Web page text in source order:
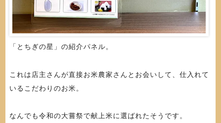
「とちぎの星」の紹介パネル。
これは店主さんが直接お米農家さんとお会いして、仕入れて
いるこだわりのお米。
なんでも令和の大嘗祭で献上米に選ばれたそうです。